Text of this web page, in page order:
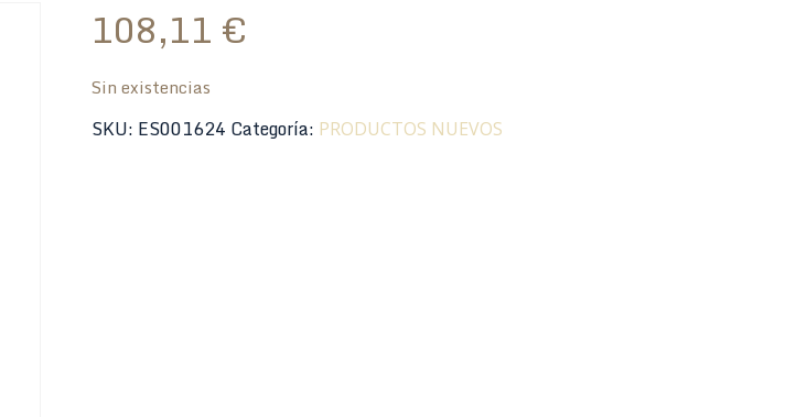
108,11 €
Sin existencias
SKU: ES001624 Categoría: PRODUCTOS NUEVOS